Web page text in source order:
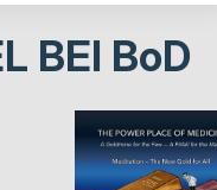
BEI BoD